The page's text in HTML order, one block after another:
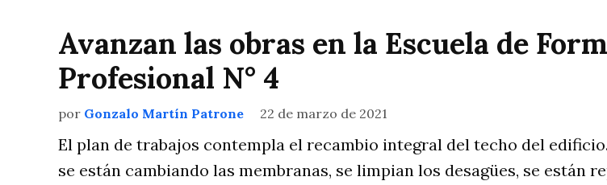
Avanzan las obras en la Escuela de
Profesional N° 4
por Gonzalo Martín Patrone 22 de marzo de 2021
El plan de trabajos contempla el recambio integral del techo del
se están cambiando las membranas, se limpian los desagües, se están